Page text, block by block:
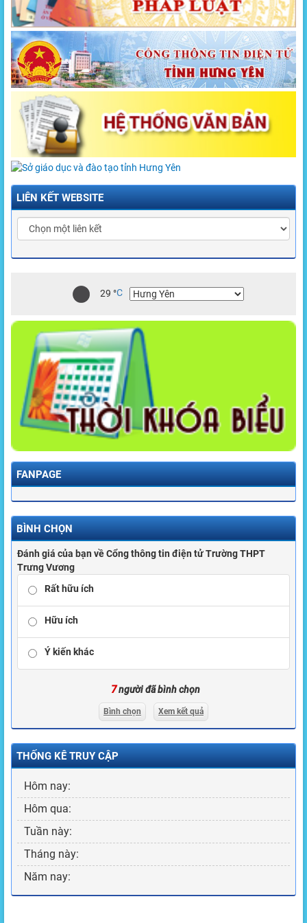
LIÊN KẾT WEBSITE
29 °C
FANPAGE
BÌNH CHỌN
Đánh giá của bạn về Cổng thông tin điện tử Trường THPT
Trưng Vương
Rất hữu ích
Hữu ích
Ý kiến khác
7người đã bình chọn
Bình chọn Xem kết quả
THỐNG KÊ TRUY CẬP
Hôm nay:
Hôm qua:
Tuần này:
Tháng này:
Năm nay: